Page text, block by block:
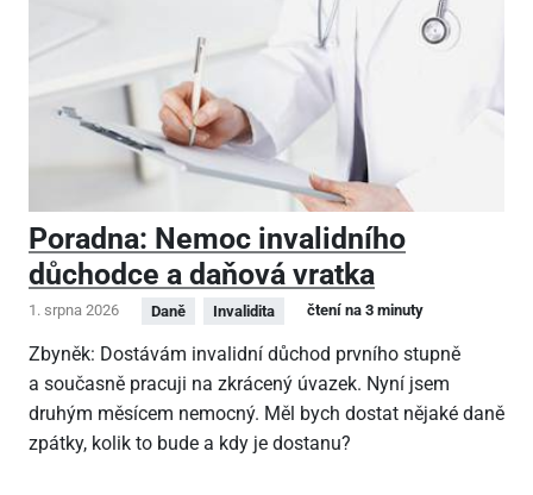
Poradna: Nemoc invalidního
důchodce a daňová vratka
1. srpna 2026 Daně Invalidita čtení na 3 minuty
Zbyněk: Dostávám invalidní důchod prvního stupně
a současně pracuji na zkrácený úvazek. Nyní jsem
druhým měsícem nemocný. Měl bych dostat nějaké daně
zpátky, kolik to bude a kdy je dostanu?